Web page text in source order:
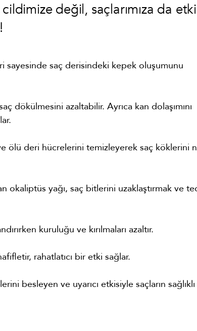
değil, saçlarımıza da etki
!
sayesinde saç derisindeki kepek oluşumunu
dökülmesini azaltabilir. Ayrıca kan dolaşımını
ölü deri hücrelerini temizleyerek saç köklerini
yağı, saç bitlerini uzaklaştırmak ve
kuruluğu ve kırılmaları azaltır.
rahatlatıcı bir etki sağlar.
besleyen ve uyarıcı etkisiyle saçların sağlıklı